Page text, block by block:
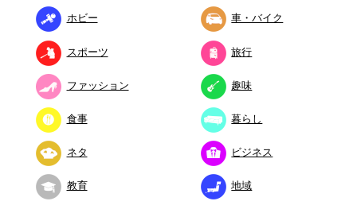
ホビー 車・バイク
スポーツ 旅行
ファッション 趣味
食事 暮らし
ネタ ビジネス
教育 地域